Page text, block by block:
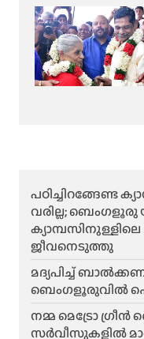
പഠിച്ചിറങ്ങേണ്ട
വരില്ല; ബെംഗളൂരു
ക്യാമ്പസിനുള്ളിലെ
ജീവനെടുത്തു
മദ്യപിച്ച്
ബെംഗളൂരുവിൽ
നമ്മ മെട്രോ
സർവീസുകളിൽ